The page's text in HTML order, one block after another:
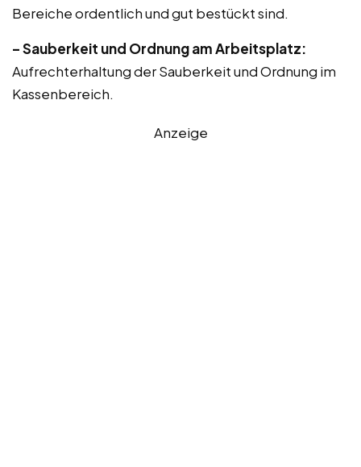
Bereiche ordentlich und gut bestückt sind.
– Sauberkeit und Ordnung am Arbeitsplatz:
Aufrechterhaltung der Sauberkeit und Ordnung im
Kassenbereich.
Anzeige